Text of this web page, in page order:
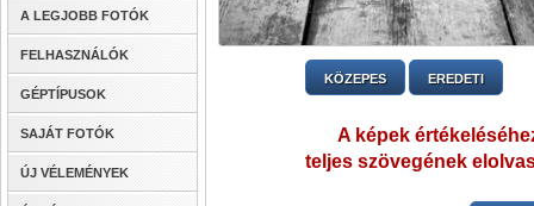
A LEGJOBB FOTÓK
FELHASZNÁLÓK
GÉPTÍPUSOK
SAJÁT FOTÓK
ÚJ VÉLEMÉNYEK
KÖZEPES EREDETI
A képek
teljes szövegének